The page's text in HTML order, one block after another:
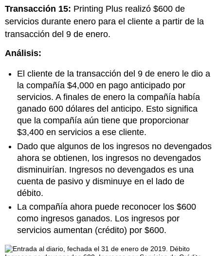
Transacción 15: Printing Plus realizó $600 de
servicios durante enero para el cliente a partir de la
transacción del 9 de enero.
Análisis:
El cliente de la transacción del 9 de enero le dio a
la compañía $4,000 en pago anticipado por
servicios. A finales de enero la compañía había
ganado 600 dólares del anticipo. Esto significa
que la compañía aún tiene que proporcionar
$3,400 en servicios a ese cliente.
Dado que algunos de los ingresos no devengados
ahora se obtienen, los ingresos no devengados
disminuirían. Ingresos no devengados es una
cuenta de pasivo y disminuye en el lado de
débito.
La compañía ahora puede reconocer los $600
como ingresos ganados. Los ingresos por
servicios aumentan (crédito) por $600.